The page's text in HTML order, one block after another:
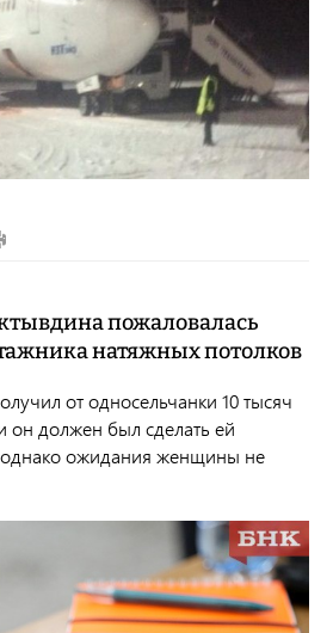
пожаловалась
натяжных потолков
от односельчанки 10 тысяч
он должен был сделать ей
ожидания женщины не